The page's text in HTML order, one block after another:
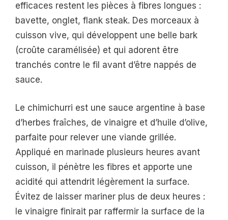
efficaces restent les pièces à fibres longues :
bavette, onglet, flank steak. Des morceaux à
cuisson vive, qui développent une belle bark
(croûte caramélisée) et qui adorent être
tranchés contre le fil avant d’être nappés de
sauce.
Le chimichurri est une sauce argentine à base
d’herbes fraîches, de vinaigre et d’huile d’olive,
parfaite pour relever une viande grillée.
Appliqué en marinade plusieurs heures avant
cuisson, il pénètre les fibres et apporte une
acidité qui attendrit légèrement la surface.
Évitez de laisser mariner plus de deux heures :
le vinaigre finirait par raffermir la surface de la